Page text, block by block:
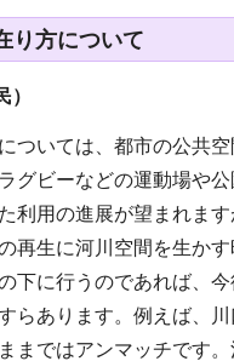
り方について
）
ついては、都市の公共
グビーなどの運動場や
利用の進展が望まれま
再生に河川空間を生か
下に行うのであれば、
らあります。例えば、
まではアンマッチです